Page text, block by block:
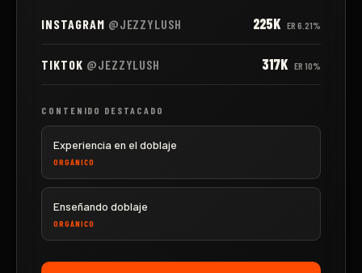
INSTAGRAM @JEZZYLUSH 225K ER 6.21%
TIKTOK @JEZZYLUSH 317K ER 10%
CONTENIDO DESTACADO
Experiencia en el doblaje
ORGÁNICO
Enseñando doblaje
ORGÁNICO